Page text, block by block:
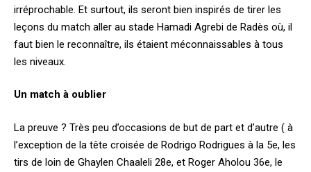
irréprochable. Et surtout, ils seront bien inspirés de tirer les
leçons du match aller au stade Hamadi Agrebi de Radès où, il
faut bien le reconnaître, ils étaient méconnaissables à tous
les niveaux.
Un match à oublier
La preuve ? Très peu d’occasions de but de part et d’autre ( à
l’exception de la tête croisée de Rodrigo Rodrigues à la 5e, les
tirs de loin de Ghaylen Chaaleli 28e, et Roger Aholou 36e, le